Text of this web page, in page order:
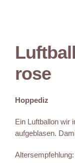
rose
Hoppediz
Ein Luftballon wir
aufgeblasen.
Altersempfehlung: